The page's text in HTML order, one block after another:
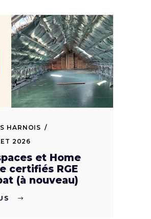
HARNOIS
2026
et Home
certifiés RGE
(à nouveau)